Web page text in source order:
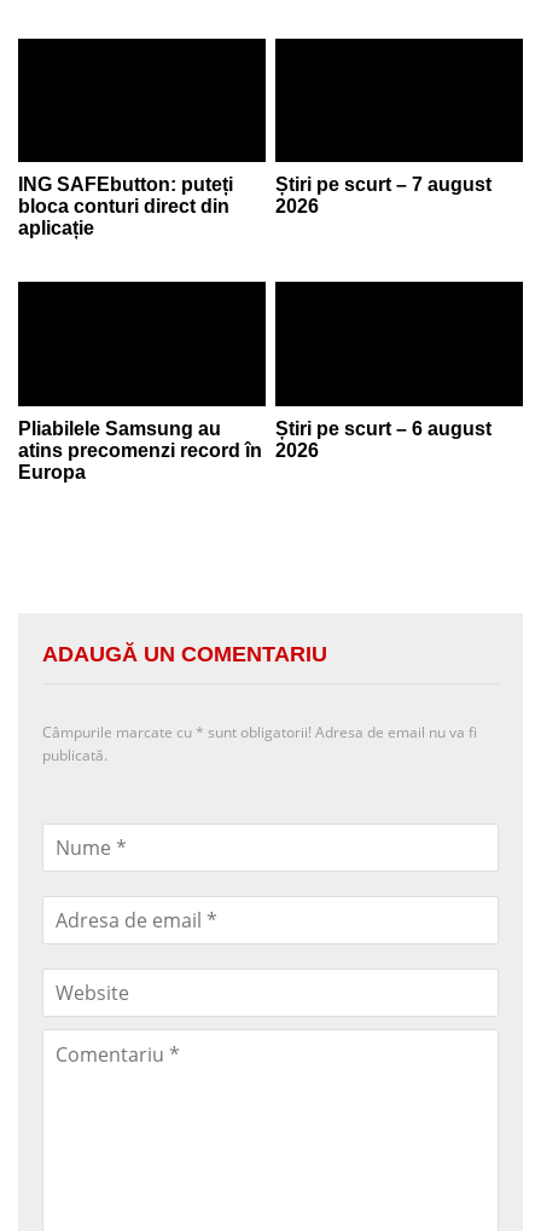
ING SAFEbutton: puteți
bloca conturi direct din
aplicație
Știri pe scurt – 7 august
2026
Pliabilele Samsung au
atins precomenzi record în
Europa
Știri pe scurt – 6 august
2026
ADAUGĂ UN COMENTARIU
Câmpurile marcate cu * sunt obligatorii! Adresa de email nu va fi
publicată.